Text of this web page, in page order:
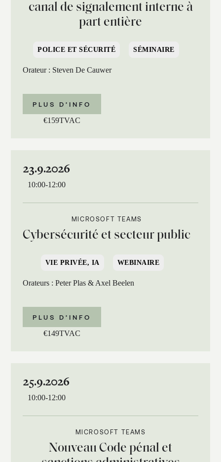
canal de signalement interne à
part entière
POLICE ET SÉCURITÉ SÉMINAIRE
Orateur : Steven De Cauwer
PLUS D’INFO
€159TVAC
23.9.2026
10:00-12:00
MICROSOFT TEAMS
Cybersécurité et secteur public
VIE PRIVÉE, IA WEBINAIRE
Orateurs : Peter Plas & Axel Beelen
PLUS D’INFO
€149TVAC
25.9.2026
10:00-12:00
MICROSOFT TEAMS
Nouveau Code pénal et